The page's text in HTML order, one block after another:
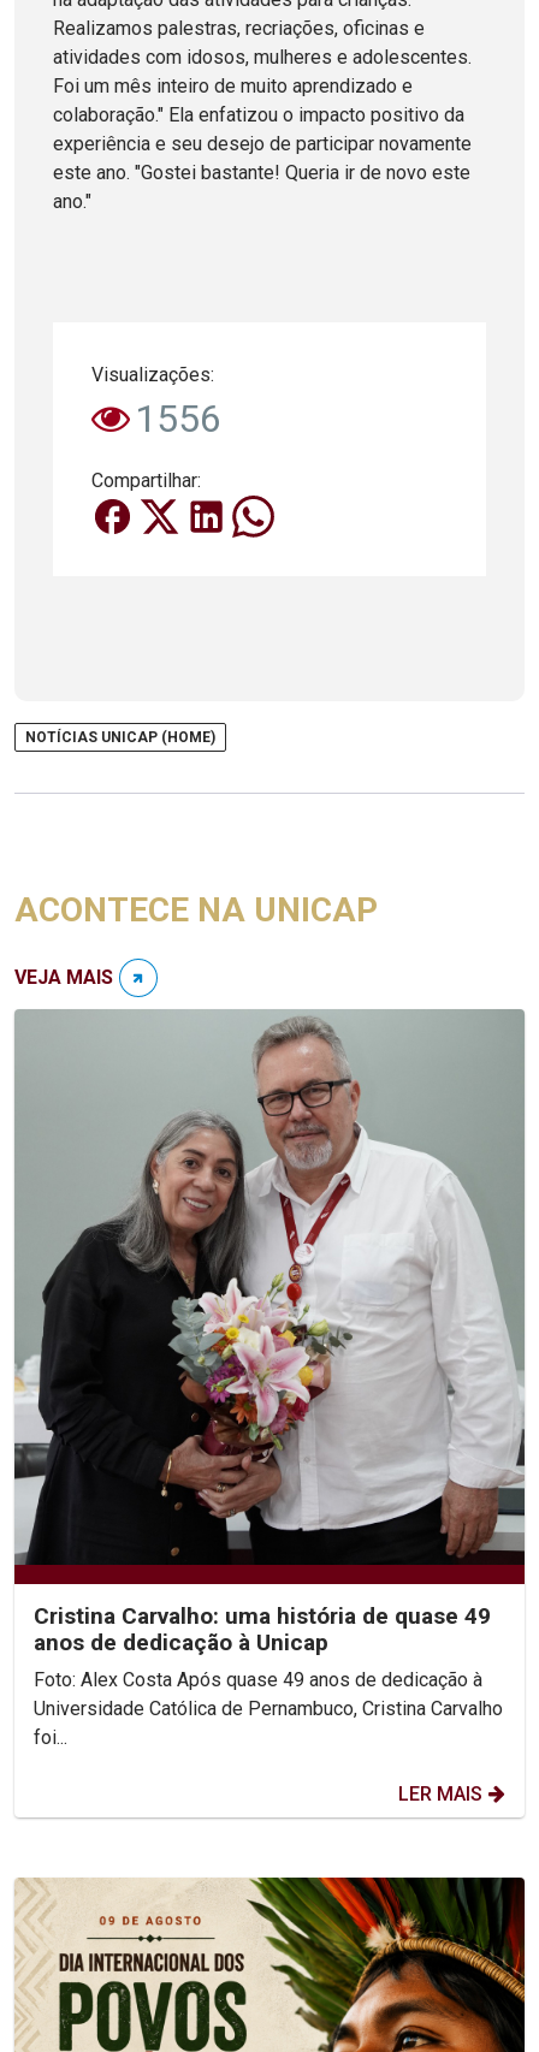
Realizamos palestras, recriações, oficinas e
atividades com idosos, mulheres e adolescentes.
Foi um mês inteiro de muito aprendizado e
colaboração." Ela enfatizou o impacto positivo da
experiência e seu desejo de participar novamente
este ano. "Gostei bastante! Queria ir de novo este
ano."
Visualizações:
1556
Compartilhar:
NOTÍCIAS UNICAP (HOME)
ACONTECE NA UNICAP
VEJA MAIS
Cristina Carvalho: uma história de quase 49
anos de dedicação à Unicap
Foto: Alex Costa Após quase 49 anos de dedicação à
Universidade Católica de Pernambuco, Cristina Carvalho
foi...
LER MAIS